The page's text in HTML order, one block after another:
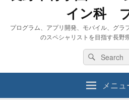
イン科
プログラム、アプリ開発、モバイル、グラ
のスペシャリストを目指す長
Search
for:
Search
メニュ